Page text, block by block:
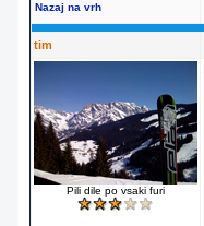
Nazaj na vrh
tim
Pili dile po vsaki furi